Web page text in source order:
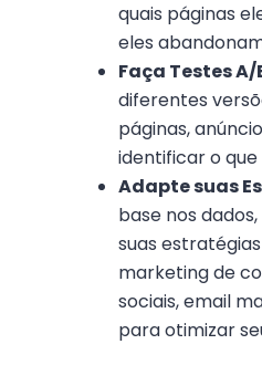
quais páginas
eles
Faça Testes A/
diferentes
páginas,
identificar o
Adapte suas
base nos
suas estratégias
marketing de
sociais, email
para otimizar